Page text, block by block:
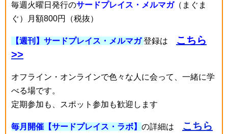
毎週火曜日発行のサードプレイス・メルマガ（まぐま
ぐ）月額800円（税抜）
【週刊】サードプレイス・メルマガ 登録は
こちら
>>
オフライン・オンラインで色々な人に会って、一緒に学
べる場です。
定期参加も、スポット参加も歓迎します
毎月開催【サードプレイス・ラボ】 の詳細は
こちら